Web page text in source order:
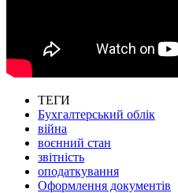
ТЕГИ
Бухгалтерський облік
війна
воєнний стан
звітність
оподаткування
Оформлення документів